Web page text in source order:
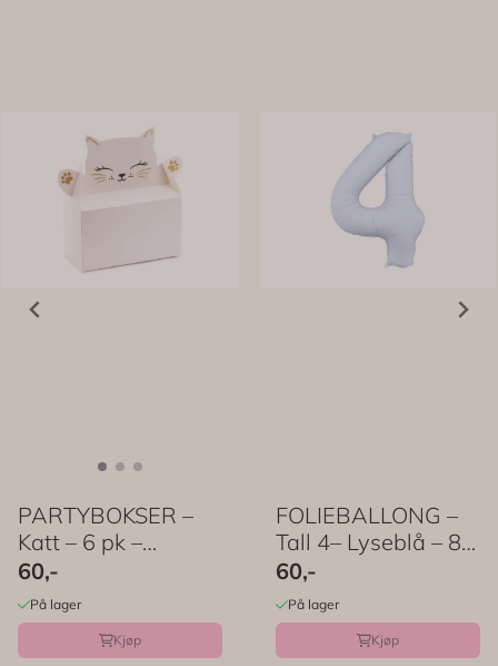
PARTYBOKSER –
Katt – 6 pk –
PartyDeco
60,-
På lager
Kjøp
FOLIEBALLONG –
Tall 4– Lyseblå – 86
cm ...
60,-
På lager
Kjøp